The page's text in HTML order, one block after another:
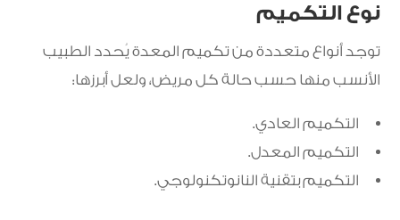
نوع التكميم
توجد أنواع متعددة من تكميم المعدة يُحدد الطبيب
الأنسب منها حسب حالة كل مريض، ولعل أبرزها:
التكميم العادي.
التكميم المعدل.
التكميم بتقنية النانوتكنولوجي.